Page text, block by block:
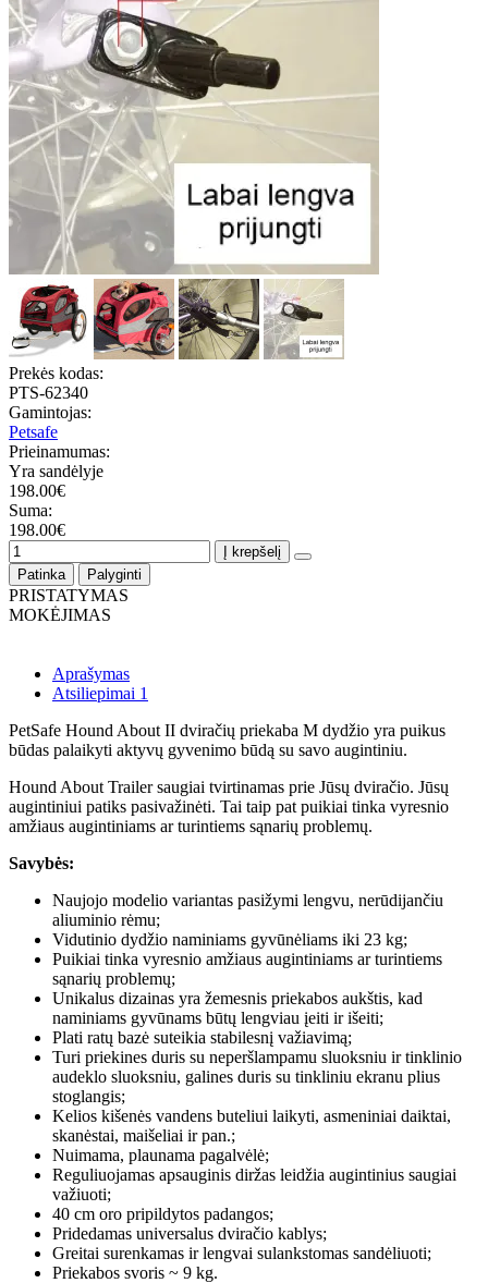
Prekės kodas:
PTS-62340
Gamintojas:
Petsafe
Prieinamumas:
Yra sandėlyje
198.00€
Suma:
198.00€
Į krepšelį
Patinka
Palyginti
PRISTATYMAS
MOKĖJIMAS
Aprašymas
Atsiliepimai 1
PetSafe Hound About II dviračių priekaba M dydžio yra puikus
būdas palaikyti aktyvų gyvenimo būdą su savo augintiniu.
Hound About Trailer saugiai tvirtinamas prie Jūsų dviračio. Jūsų
augintiniui patiks pasivažinėti. Tai taip pat puikiai tinka vyresnio
amžiaus augintiniams ar turintiems sąnarių problemų.
Savybės:
Naujojo modelio variantas pasižymi lengvu, nerūdijančiu
aliuminio rėmu;
Vidutinio dydžio naminiams gyvūnėliams iki 23 kg;
Puikiai tinka vyresnio amžiaus augintiniams ar turintiems
sąnarių problemų;
Unikalus dizainas yra žemesnis priekabos aukštis, kad
naminiams gyvūnams būtų lengviau įeiti ir išeiti;
Plati ratų bazė suteikia stabilesnį važiavimą;
Turi priekines duris su neperšlampamu sluoksniu ir tinklinio
audeklo sluoksniu, galines duris su tinkliniu ekranu plius
stoglangis;
Kelios kišenės vandens buteliui laikyti, asmeniniai daiktai,
skanėstai, maišeliai ir pan.;
Nuimama, plaunama pagalvėlė;
Reguliuojamas apsauginis diržas leidžia augintinius saugiai
važiuoti;
40 cm oro pripildytos padangos;
Pridedamas universalus dviračio kablys;
Greitai surenkamas ir lengvai sulankstomas sandėliuoti;
Priekabos svoris ~ 9 kg.